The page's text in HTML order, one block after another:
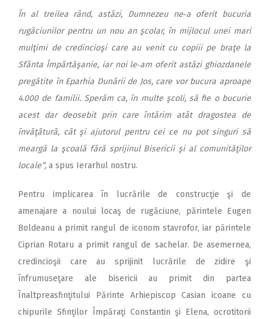
În al treilea rând, astăzi, Dumnezeu ne‑a oferit bucuria
rugăciunilor pentru un nou an şcolar, în mijlocul unei mari
mulţimi de credincioşi care au venit cu copiii pe braţe la
Sfânta Împărtăşanie, iar noi le‑am oferit astăzi ghiozdanele
pregătite în Eparhia Dunării de Jos, care vor bucura aproape
4.000 de familii. Sperăm ca, în multe şcoli, să fie o bucurie
acest dar deosebit prin care întărim atât dragostea de
învăţătură, cât şi ajutorul pentru cei ce nu pot singuri să
meargă la şcoală fără sprijinul Bisericii şi al comunităţilor
locale“, a spus Ierarhul nostru.
Pentru implicarea în lucrările de construcţie şi de
amenajare a noului locaş de rugăciune, părintele Eugen
Boldeanu a primit rangul de iconom stavrofor, iar părintele
Ciprian Rotaru a primit rangul de sachelar. De asemernea,
credincioşii care au sprijinit lucrările de zidire şi
înfrumuseţare ale bisericii au primit din partea
Înaltpreasfinţitului Părinte Arhiepiscop Casian icoane cu
chipurile Sfinţilor Împăraţi Constantin şi Elena, ocrotitorii